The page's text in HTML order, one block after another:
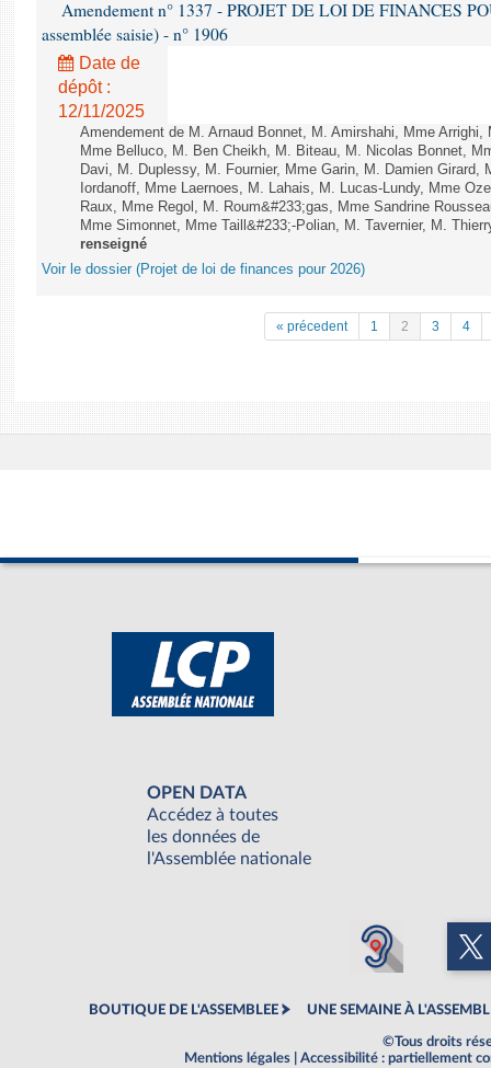
Amendement n° 1337 - PROJET DE LOI DE FINANCES
assemblée saisie) - n° 1906
Date de
dépôt :
12/11/2025
Amendement de M. Arnaud Bonnet, M. Amirshahi, Mme
Mme Belluco, M. Ben Cheikh, M. Biteau, M. Nicolas Bonnet,
Davi, M. Duplessy, M. Fournier, Mme Garin, M. Damien Girard,
Iordanoff, Mme Laernoes, M. Lahais, M. Lucas-Lundy, Mme
Raux, Mme Regol, M. Roum&#233;gas, Mme Sandrine
Mme Simonnet, Mme Taill&#233;-Polian, M. Tavernier, M.
renseigné
Voir le dossier (Projet de loi de finances pour 2026)
« précedent 1 2 3 4
OPEN DATA
Accédez à toutes
les données de
l'Assemblée nationale
BOUTIQUE DE L'ASSEMBLEE UNE SEMAINE À
©Tous droits
Mentions légales
Accessibilité : partiellement